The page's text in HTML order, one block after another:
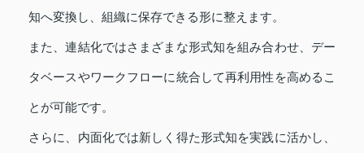
知へ変換し、組織に保存できる形に整えます。
また、連結化ではさまざまな形式知を組み合わせ、デー
タベースやワークフローに統合して再利用性を高めるこ
とが可能です。
さらに、内面化では新しく得た形式知を実践に活かし、